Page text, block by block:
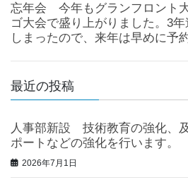
忘年会 今年もグランフロント
ゴ大会で盛り上がりました。3
しまったので、来年は早めに予
最近の投稿
人事部新設 技術教育の強化、
ポートなどの強化を行います。
2026年7月1日